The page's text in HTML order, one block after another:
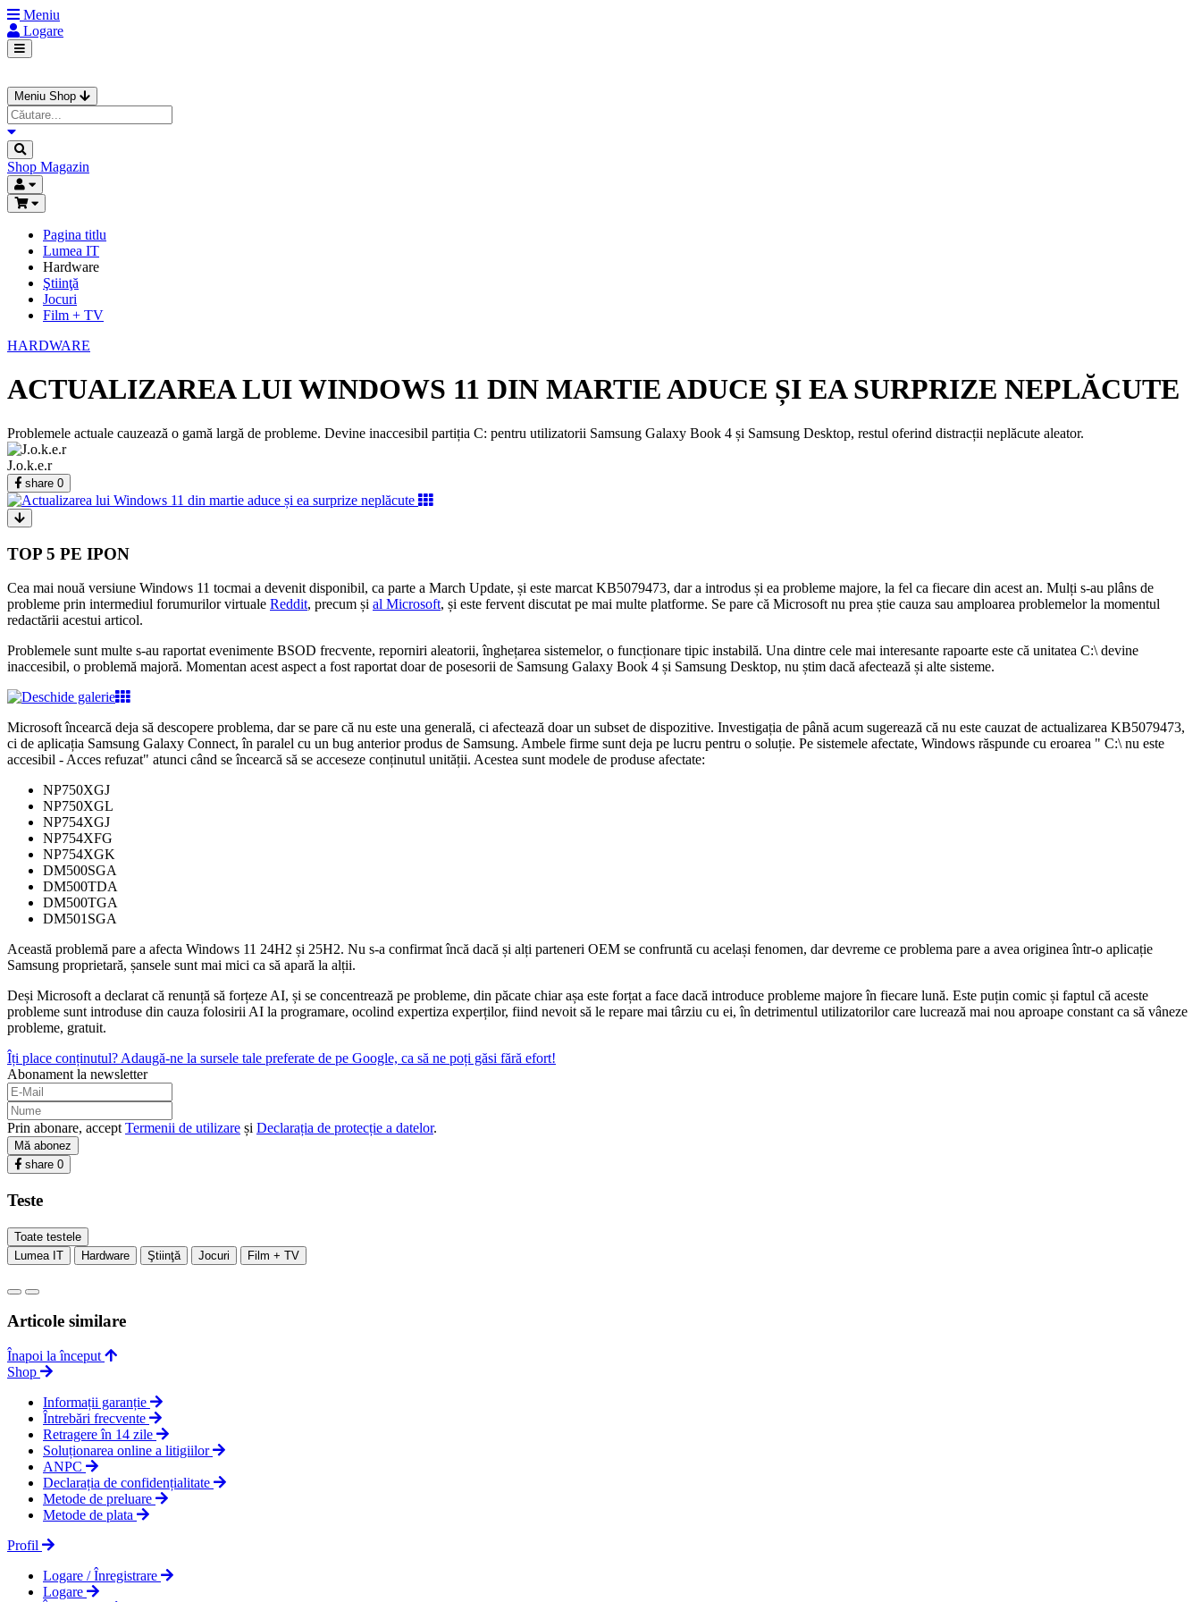
Meniu
Logare
Meniu Shop
Shop Magazin
Pagina titlu
Lumea IT
Hardware
Ştiinţă
Jocuri
Film + TV
HARDWARE
ACTUALIZAREA LUI WINDOWS 11 DIN MARTIE ADUCE ȘI EA SURPRIZE NEPLĂCUTE
Problemele actuale cauzează o gamă largă de probleme. Devine inaccesibil partiția C: pentru utilizatorii Samsung Galaxy Book 4 și Samsung Desktop, restul oferind distracții neplăcute aleator.
J.o.k.e.r
share 0
TOP 5 PE IPON
Cea mai nouă versiune Windows 11 tocmai a devenit disponibil, ca parte a March Update, și este marcat KB5079473, dar a introdus și ea probleme majore, la fel ca fiecare din acest an. Mulți s-au plâns de
probleme prin intermediul forumurilor virtuale Reddit, precum și al Microsoft, și este fervent discutat pe mai multe platforme. Se pare că Microsoft nu prea știe cauza sau amploarea problemelor la momentul
redactării acestui articol.
Problemele sunt multe s-au raportat evenimente BSOD frecvente, reporniri aleatorii, înghețarea sistemelor, o funcționare tipic instabilă. Una dintre cele mai interesante rapoarte este că unitatea C:\ devine
inaccesibil, o problemă majoră. Momentan acest aspect a fost raportat doar de posesorii de Samsung Galaxy Book 4 și Samsung Desktop, nu știm dacă afectează și alte sisteme.
Microsoft încearcă deja să descopere problema, dar se pare că nu este una generală, ci afectează doar un subset de dispozitive. Investigația de până acum sugerează că nu este cauzat de actualizarea KB5079473,
ci de aplicația Samsung Galaxy Connect, în paralel cu un bug anterior produs de Samsung. Ambele firme sunt deja pe lucru pentru o soluție. Pe sistemele afectate, Windows răspunde cu eroarea " C:\ nu este
accesibil - Acces refuzat" atunci când se încearcă să se acceseze conținutul unității. Acestea sunt modele de produse afectate:
NP750XGJ
NP750XGL
NP754XGJ
NP754XFG
NP754XGK
DM500SGA
DM500TDA
DM500TGA
DM501SGA
Această problemă pare a afecta Windows 11 24H2 și 25H2. Nu s-a confirmat încă dacă și alți parteneri OEM se confruntă cu același fenomen, dar devreme ce problema pare a avea originea într-o aplicație
Samsung proprietară, șansele sunt mai mici ca să apară la alții.
Deși Microsoft a declarat că renunță să forțeze AI, și se concentrează pe probleme, din păcate chiar așa este forțat a face dacă introduce probleme majore în fiecare lună. Este puțin comic și faptul că aceste
probleme sunt introduse din cauza folosirii AI la programare, ocolind expertiza experților, fiind nevoit să le repare mai târziu cu ei, în detrimentul utilizatorilor care lucrează mai nou aproape constant ca să vâneze
probleme, gratuit.
Îți place conținutul? Adaugă-ne la sursele tale preferate de pe Google, ca să ne poți găsi fără efort!
Abonament la newsletter
Prin abonare, accept Termenii de utilizare și Declarația de protecție a datelor.
Mă abonez
share 0
Teste
Toate testele
Lumea IT
Hardware Ştiinţă Jocuri Film + TV
Articole similare
Înapoi la început
Shop
Informații garanție
Întrebări frecvente
Retragere în 14 zile
Soluționarea online a litigiilor
ANPC
Declarația de confidențialitate
Metode de preluare
Metode de plata
Profil
Logare / Înregistrare
Logare